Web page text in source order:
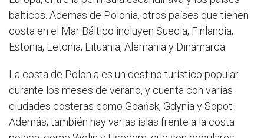
bálticos. Además de Polonia, otros países que tienen
costa en el Mar Báltico incluyen Suecia, Finlandia,
Estonia, Letonia, Lituania, Alemania y Dinamarca.
La costa de Polonia es un destino turístico popular
durante los meses de verano, y cuenta con varias
ciudades costeras como Gdańsk, Gdynia y Sopot.
Además, también hay varias islas frente a la costa